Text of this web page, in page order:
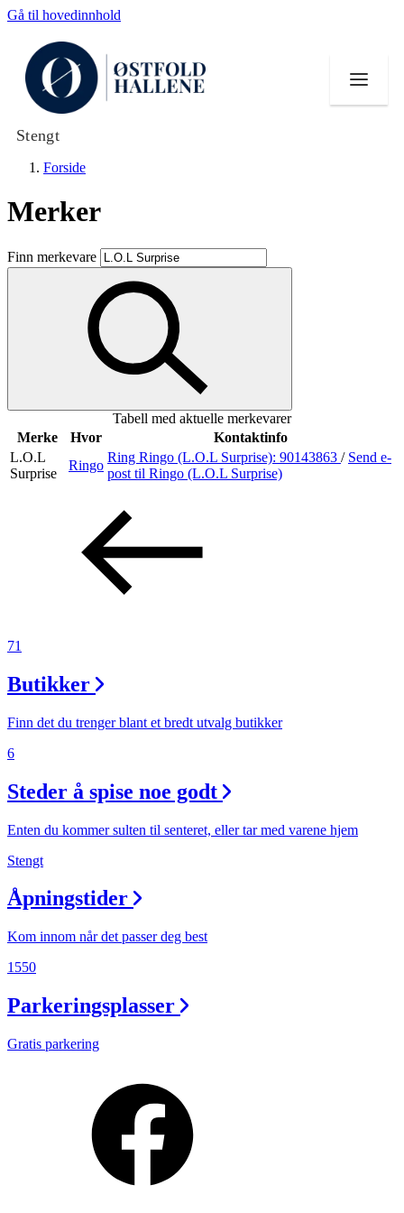
Gå til hovedinnhold
Stengt
Butikker
Mat og drikke
Aktiviteter
Inspirasjon
Åpningstider
Magasin
Gavekort
Forside
Merker
Finn merkevare
Tabell med aktuelle merkevarer
Merke
Hvor
Kontaktinfo
L.O.L
Surprise
Ringo
Ring Ringo (L.O.L Surprise): 90143863 / Send e-
post til Ringo (L.O.L Surprise)
71
Butikker
Finn det du trenger blant et bredt utvalg butikker
6
Steder å spise noe godt
Enten du kommer sulten til senteret, eller tar med varene hjem
Stengt
Åpningstider
Kom innom når det passer deg best
1550
Parkeringsplasser
Gratis parkering